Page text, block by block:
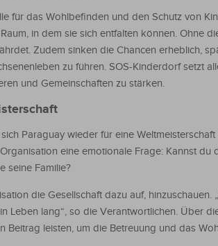
für das Wohlbefinden und den Schutz von
in dem sie sich entfalten können. Ohne
Zudem sinken die Chancen erheblich,
zu führen. SOS-Kinderdorf setzt
und Gemeinschaften zu stärken.
Paraguay wieder für eine
eine emotionale Frage: Kannst du
seine Familie?
die Gesellschaft dazu auf, hinzuschauen.
Leben lang“, so die Verantwortlichen. Über
Beitrag leisten, um die Betreuung und das